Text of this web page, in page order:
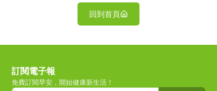
回到首頁
訂閱電子報
免費訂閱早安，開始健康新生活！